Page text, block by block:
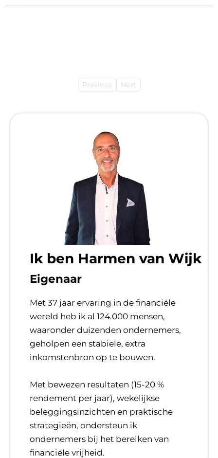
Previous Next
Ik ben Harmen van Wijk
Eigenaar
Met 37 jaar ervaring in de financiële
wereld heb ik al 124.000 mensen,
waaronder duizenden ondernemers,
geholpen een stabiele, extra
inkomstenbron op te bouwen.
​Met bewezen resultaten (15-20 %
rendement per jaar), wekelijkse
beleggingsinzichten en praktische
strategieën, ondersteun ik
ondernemers bij het bereiken van
financiële vrijheid.